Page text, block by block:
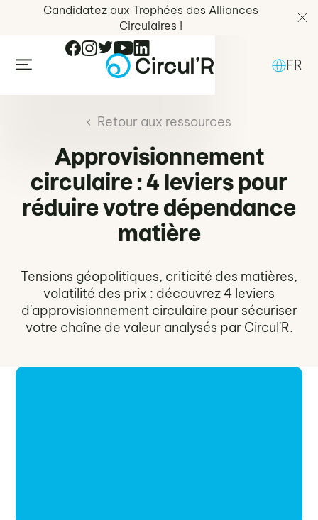
Candidatez aux Trophées des Alliances
Circulaires !
FR
Retour aux ressources
Approvisionnement
circulaire : 4 leviers pour
réduire votre dépendance
matière
Tensions géopolitiques, criticité des matières,
volatilité des prix : découvrez 4 leviers
d'approvisionnement circulaire pour sécuriser
votre chaîne de valeur analysés par Circul'R.